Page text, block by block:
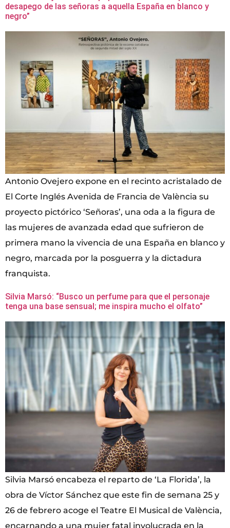
desapego de las señoras a aquella España en blanco y
negro”
Antonio Ovejero expone en el recinto acristalado de
El Corte Inglés Avenida de Francia de València su
proyecto pictórico ‘Señoras’, una oda a la figura de
las mujeres de avanzada edad que sufrieron de
primera mano la vivencia de una España en blanco y
negro, marcada por la posguerra y la dictadura
franquista.
Silvia Marsó: “Busco un perfume para que el personaje
tenga una base sensual; me inspira mucho el olfato”
Silvia Marsó encabeza el reparto de ‘La Florida’, la
obra de Víctor Sánchez que este fin de semana 25 y
26 de febrero acoge el Teatre El Musical de València,
encarnando a una mujer fatal involucrada en la